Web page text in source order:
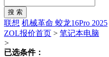
联想 机械革命 蛟龙16Pro 2025
ZOL报价首页 > 笔记本电脑
>
已选条件：